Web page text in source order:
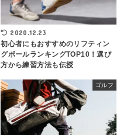
2020.12.23
初心者にもおすすめのリフティン
グボールランキングTOP10！選び
方から練習方法も伝授
ゴルフ